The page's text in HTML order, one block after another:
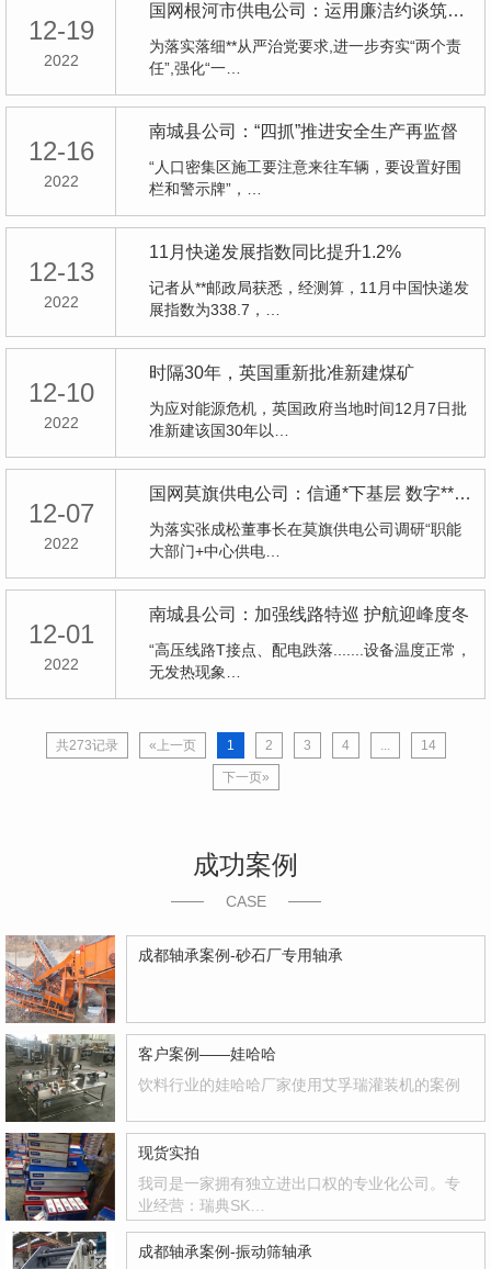
12-19
2022
国网根河市供电公司：运用廉洁约谈筑牢廉政思想防线
为落实落细**从严治党要求,进一步夯实“两个责
任”,强化“一…
12-16
2022
南城县公司：“四抓”推进安全生产再监督
“人口密集区施工要注意来往车辆，要设置好围
栏和警示牌”，…
12-13
2022
11月快递发展指数同比提升1.2%
记者从**邮政局获悉，经测算，11月中国快递发
展指数为338.7，…
12-10
2022
时隔30年，英国重新批准新建煤矿
为应对能源危机，英国政府当地时间12月7日批
准新建该国30年以…
12-07
2022
国网莫旗供电公司：信通*下基层 数字**促动能
为落实张成松董事长在莫旗供电公司调研“职能
大部门+中心供电…
12-01
2022
南城县公司：加强线路特巡 护航迎峰度冬
“高压线路T接点、配电跌落.......设备温度正常，
无发热现象…
共273记录 «上一页 1 2 3 4 ... 14
下一页»
成功案例
CASE
成都轴承案例-砂石厂专用轴承
客户案例——娃哈哈
饮料行业的娃哈哈厂家使用艾孚瑞灌装机的案例
现货实拍
我司是一家拥有独立进出口权的专业化公司。专
业经营：瑞典SK…
成都轴承案例-振动筛轴承